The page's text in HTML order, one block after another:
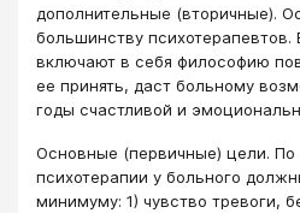
дополнительные (вторичные).
большинству психотерапевтов.
включают в себя философию
ее принять, даст больному
годы счастливой и
Основные (первичные) цели. По
психотерапии у больного
минимуму: 1) чувство тревоги,